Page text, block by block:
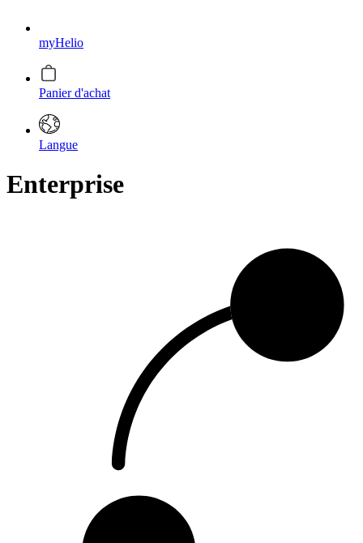
myHelio
Panier d'achat
Langue
Enterprise